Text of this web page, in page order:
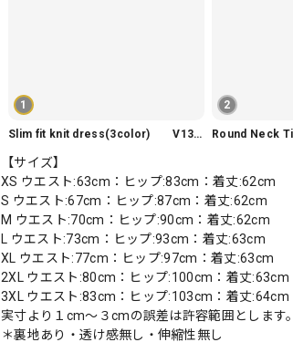
1
Slim fit knit dress(3color) V1330
2
【サイズ】
XS ウエスト:63cm：ヒップ:83cm：着丈:62cm
S ウエスト:67cm：ヒップ:87cm：着丈:62cm
M ウエスト:70cm：ヒップ:90cm：着丈:62cm
L ウエスト:73cm：ヒップ:93cm：着丈:63cm
XL ウエスト:77cm：ヒップ:97cm：着丈:63cm
2XL ウエスト:80cm：ヒップ:100cm：着丈:63cm
3XL ウエスト:83cm：ヒップ:103cm：着丈:64cm
実寸より１cm〜３cmの誤差は許容範囲とします。
＊裏地あり・透け感無し・伸縮性無し